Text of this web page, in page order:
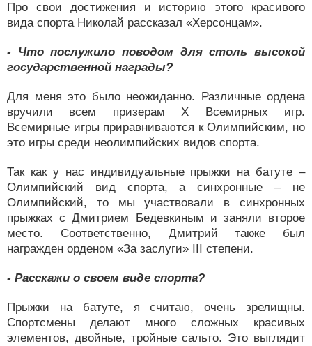
Про свои достижения и историю этого красивого
вида спорта Николай рассказал «Херсонцам».
- Что послужило поводом для столь высокой
государственной награды?
Для меня это было неожиданно. Различные ордена
вручили всем призерам Х Всемирных игр.
Всемирные игры приравниваются к Олимпийским, но
это игры среди неолимпийских видов спорта.
Так как у нас индивидуальные прыжки на батуте –
Олимпийский вид спорта, а синхронные – не
Олимпийский, то мы участвовали в синхронных
прыжках с Дмитрием Бедевкиным и заняли второе
место. Соответственно, Дмитрий также был
награжден орденом «За заслуги» III степени.
- Расскажи о своем виде спорта?
Прыжки на батуте, я считаю, очень зрелищны.
Спортсмены делают много сложных красивых
элементов, двойные, тройные сальто. Это выглядит